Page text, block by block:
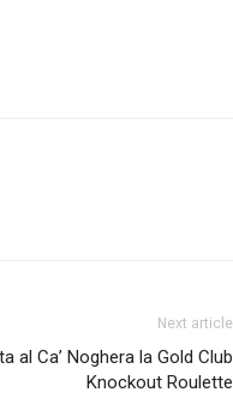
Next article
al Ca’ Noghera la Gold Club
Knockout Roulette